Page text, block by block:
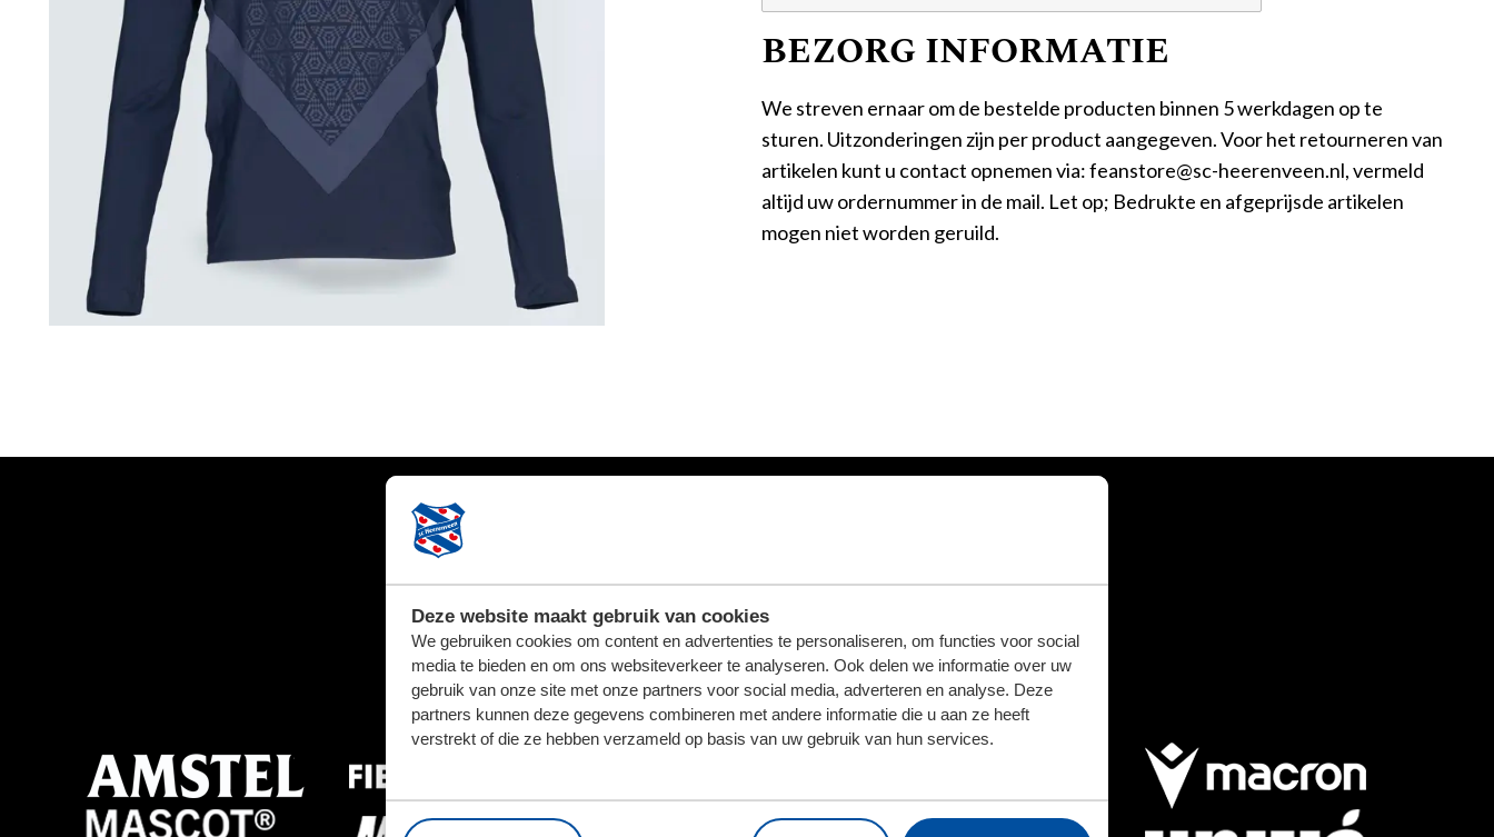
Deze website maakt gebruik van cookies
We gebruiken cookies om content en advertenties te personaliseren, om functies voor social
media te bieden en om ons websiteverkeer te analyseren. Ook delen we informatie over uw
gebruik van onze site met onze partners voor social media, adverteren en analyse. Deze
partners kunnen deze gegevens combineren met andere informatie die u aan ze heeft
verstrekt of die ze hebben verzameld op basis van uw gebruik van hun services.
BEZORG INFORMATIE
We streven ernaar om de bestelde producten binnen 5 werkdagen op te
sturen. Uitzonderingen zijn per product aangegeven. Voor het retourneren van
artikelen kunt u contact opnemen via: feanstore@sc-heerenveen.nl, vermeld
altijd uw ordernummer in de mail. Let op; Bedrukte en afgeprijsde artikelen
mogen niet worden geruild.
BUSINESSPARTNERS